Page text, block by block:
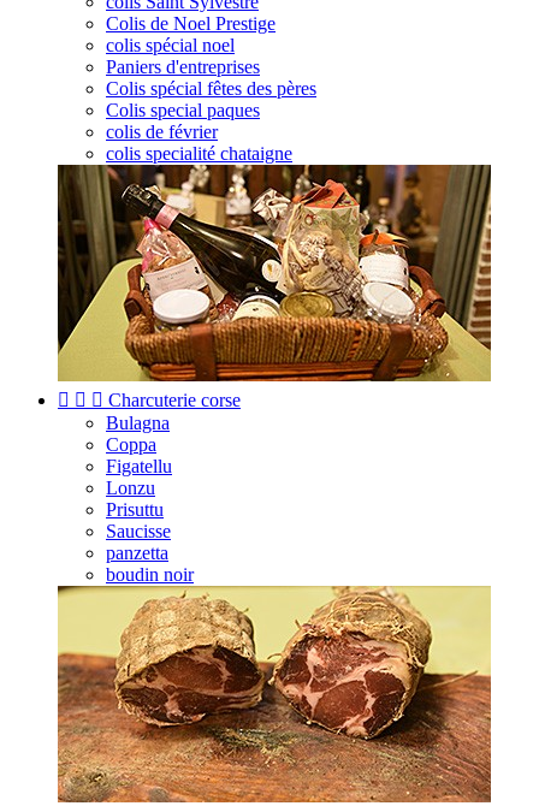
Colis de Noel Prestige
colis spécial noel
Paniers d'entreprises
Colis spécial fêtes des pères
Colis special paques
colis de février
colis specialité chataigne
   Charcuterie corse
Bulagna
Coppa
Figatellu
Lonzu
Prisuttu
Saucisse
panzetta
boudin noir